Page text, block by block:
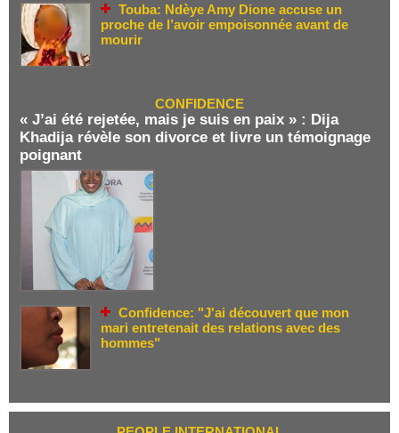
Touba: Ndèye Amy Dione accuse un
proche de l’avoir empoisonnée avant de
mourir
CONFIDENCE
« J’ai été rejetée, mais je suis en paix » : Dija
Khadija révèle son divorce et livre un témoignage
poignant
Confidence: "J'ai découvert que mon
mari entretenait des relations avec des
hommes"